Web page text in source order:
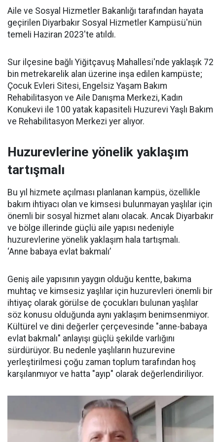
Aile ve Sosyal Hizmetler Bakanlığı tarafından hayata
geçirilen Diyarbakır Sosyal Hizmetler Kampüsü'nün
temeli Haziran 2023'te atıldı.
Sur ilçesine bağlı Yiğitçavuş Mahallesi'nde yaklaşık 72
bin metrekarelik alan üzerine inşa edilen kampüste;
Çocuk Evleri Sitesi, Engelsiz Yaşam Bakım
Rehabilitasyon ve Aile Danışma Merkezi, Kadın
Konukevi ile 100 yatak kapasiteli Huzurevi Yaşlı Bakım
ve Rehabilitasyon Merkezi yer alıyor.
Huzurevlerine yönelik yaklaşım
tartışmalı
Bu yıl hizmete açılması planlanan kampüs, özellikle
bakım ihtiyacı olan ve kimsesi bulunmayan yaşlılar için
önemli bir sosyal hizmet alanı olacak. Ancak Diyarbakır
ve bölge illerinde güçlü aile yapısı nedeniyle
huzurevlerine yönelik yaklaşım hala tartışmalı.
‘Anne babaya evlat bakmalı’
Geniş aile yapısının yaygın olduğu kentte, bakıma
muhtaç ve kimsesiz yaşlılar için huzurevleri önemli bir
ihtiyaç olarak görülse de çocukları bulunan yaşlılar
söz konusu olduğunda aynı yaklaşım benimsenmiyor.
Kültürel ve dini değerler çerçevesinde "anne-babaya
evlat bakmalı" anlayışı güçlü şekilde varlığını
sürdürüyor. Bu nedenle yaşlıların huzurevine
yerleştirilmesi çoğu zaman toplum tarafından hoş
karşılanmıyor ve hatta "ayıp" olarak değerlendiriliyor.